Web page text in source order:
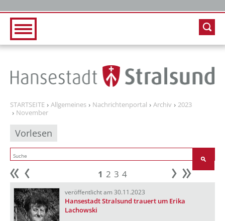
STARTSEITE Allgemeines Nachrichtenportal Archiv
2023
November
Vorlesen
Anfang 1 2 3 4 weiter
veröffentlicht am 30.11.2023
Hansestadt Stralsund trauert um Erika
Lachowski